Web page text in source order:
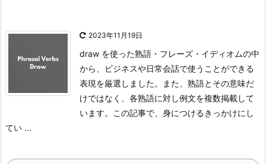
2023年11月19日
draw を使った熟語・フレーズ・イディオムの中
から、ビジネスや日常会話で使うことができる
表現を厳選しました。また、熟語とその意味だ
けではなく、各熟語に対し例文を複数掲載して
います。
この記事で、身につけるきっかけにし
てい ...